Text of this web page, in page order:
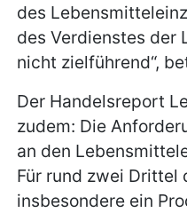
des
des Verdienstes der
nicht zielführend“,
Der Handelsreport
zudem: Die
an den
Für rund zwei Drittel
insbesondere ein